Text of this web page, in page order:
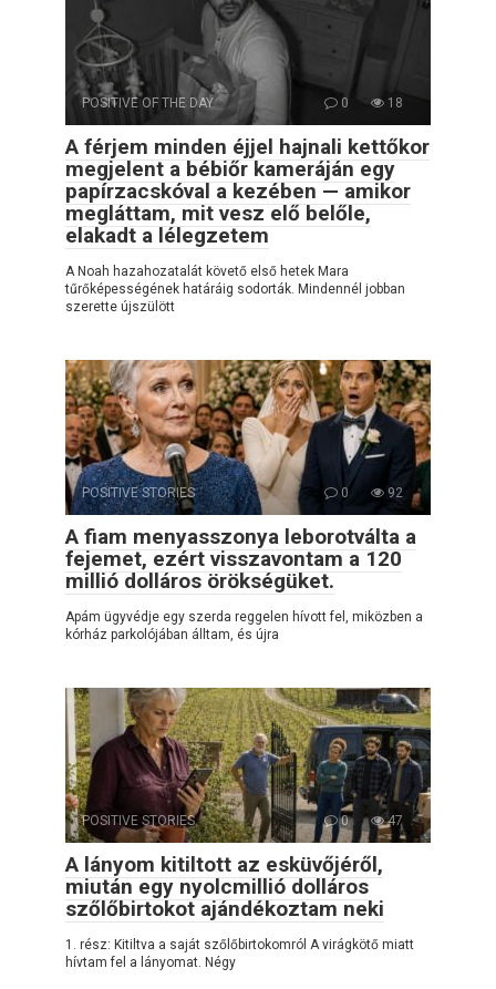
POSITIVE OF THE DAY 0 18
A férjem minden éjjel hajnali kettőkor
megjelent a bébiőr kameráján egy
papírzacskóval a kezében — amikor
megláttam, mit vesz elő belőle,
elakadt a lélegzetem
A Noah hazahozatalát követő első hetek Mara
tűrőképességének határáig sodorták. Mindennél jobban
szerette újszülött
POSITIVE STORIES 0 92
A fiam menyasszonya leborotválta a
fejemet, ezért visszavontam a 120
millió dolláros örökségüket.
Apám ügyvédje egy szerda reggelen hívott fel, miközben a
kórház parkolójában álltam, és újra
POSITIVE STORIES 0 47
A lányom kitiltott az esküvőjéről,
miután egy nyolcmillió dolláros
szőlőbirtokot ajándékoztam neki
1. rész: Kitiltva a saját szőlőbirtokomról A virágkötő miatt
hívtam fel a lányomat. Négy